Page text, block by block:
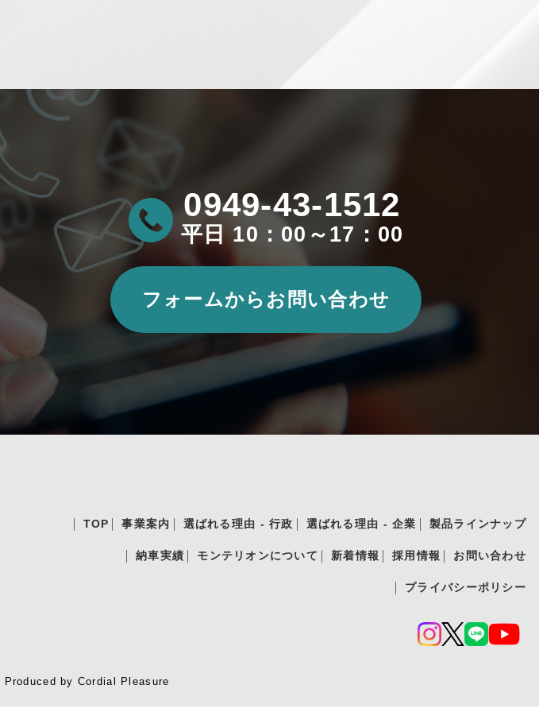
0949-43-1512
平日 10：00～17：00
フォームからお問い合わせ
TOP 事業案内 選ばれる理由 - 行政 選ばれる理由 - 企業 製品ラインナップ
納車実績 モンテリオンについて 新着情報 採用情報 お問い合わせ
プライバシーポリシー
Produced by Cordial Pleasure